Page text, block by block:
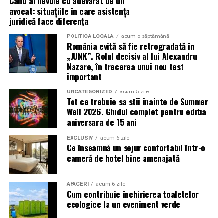
Lumânări parfumate turnate manual – fiecare cu
personalitatea ei, de la note lemnoase și calde,
până la arome proaspete și citrice
Ceară parfumată – pentru serile în care vrei doar să
încingi un aromatizator și să lași parfumul să te
Geluri de duș, de mâini și de corp – pentru acele
momente de răsfăț zilnic
Hand body lotion – hidratare și parfum, într-un
singur gest
Odorizante – pentru casă sau mașină, care chiar
funcționează
mai departe în explorarea stărilor de bine
Și încă o întrebare: Când a fost ultima dată când ți-ai
avocat: situațiile în care asistența
juridică face diferența
POLITICĂ LOCALĂ acum o săptămână
România evită să fie retrogradată în
„JUNK”. Rolul decisiv al lui Alexandru
Nazare, în trecerea unui nou test
important
UNCATEGORIZED acum 5 zile
Tot ce trebuie sa stii inainte de Summer
Well 2026. Ghidul complet pentru editia
aniversara de 15 ani
EXCLUSIV acum 6 zile
Ce înseamnă un sejur confortabil într-o
cameră de hotel bine amenajată
AFACERI acum 6 zile
Cum contribuie închirierea toaletelor
ecologice la un eveniment verde